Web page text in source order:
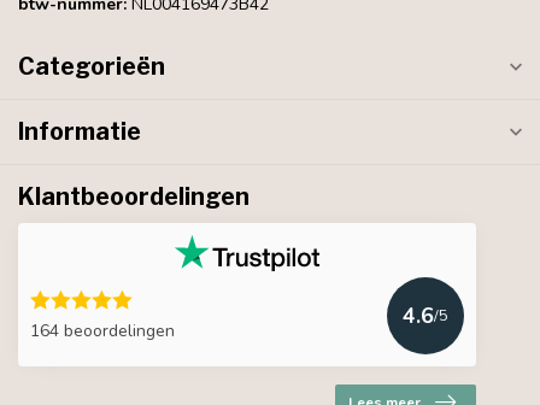
btw-nummer: NL004169473B42
Categorieën
Informatie
Klantbeoordelingen
164 beoordelingen
4.6/5